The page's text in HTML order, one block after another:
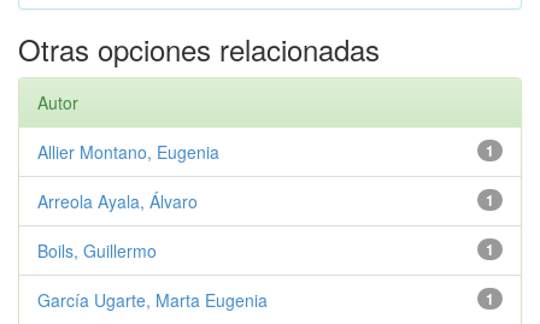
Otras opciones relacionadas
Autor
1
Allier Montano, Eugenia
1
Arreola Ayala, Álvaro
1
Boils, Guillermo
1
García Ugarte, Marta Eugenia